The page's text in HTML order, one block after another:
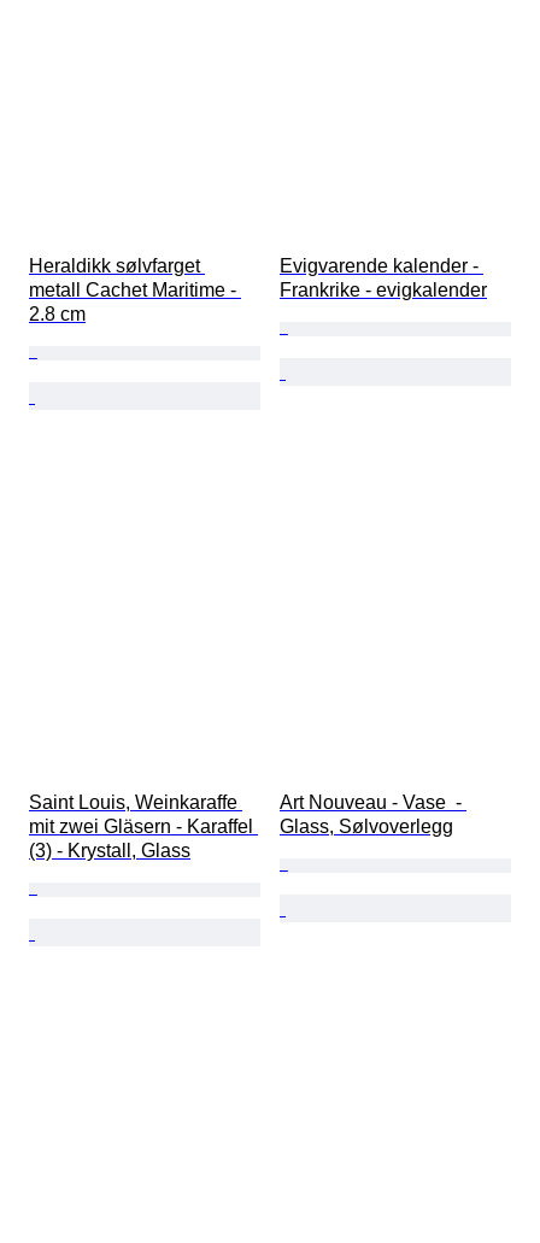
Heraldikk sølvfarget
metall Cachet Maritime -
2.8 cm
Evigvarende kalender -
Frankrike - evigkalender
Saint Louis, Weinkaraffe
mit zwei Gläsern - Karaffel
(3) - Krystall, Glass
Art Nouveau - Vase  -
Glass, Sølvoverlegg